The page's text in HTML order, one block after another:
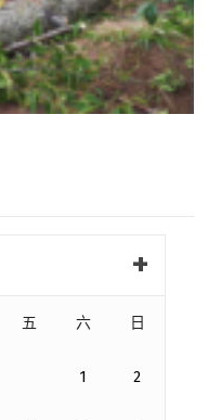
五 六 日
1 2